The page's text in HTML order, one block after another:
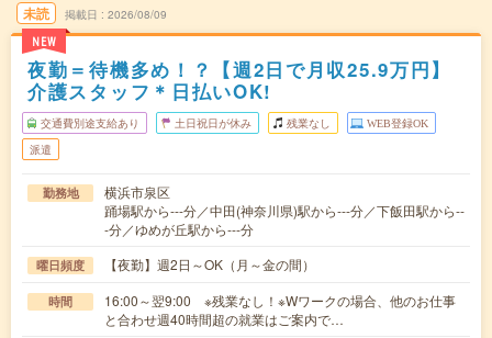
未読
NEW
掲載日 2026/08/09
夜勤＝待機多め！？【週2日で月収25.9万円】
介護スタッフ＊日払いOK!
交通費別途支給あり 土日祝日が休み 残業なし WEB登録OK
派遣
勤務地
横浜市泉区
踊場駅から---分／中田(神奈川県)駅から---分／下飯田駅から--
-分／ゆめが丘駅から---分
曜日頻度 【夜勤】週2日～OK（月～金の間）
時間
16:00～翌9:00 ※残業なし！※Wワークの場合、他のお仕事
と合わせ週40時間超の就業はご案内で…